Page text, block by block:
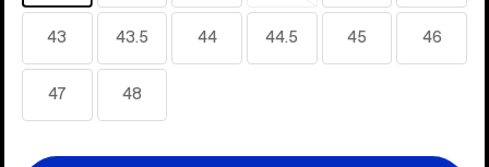
43 43.5 44 44.5 45 46
47 48